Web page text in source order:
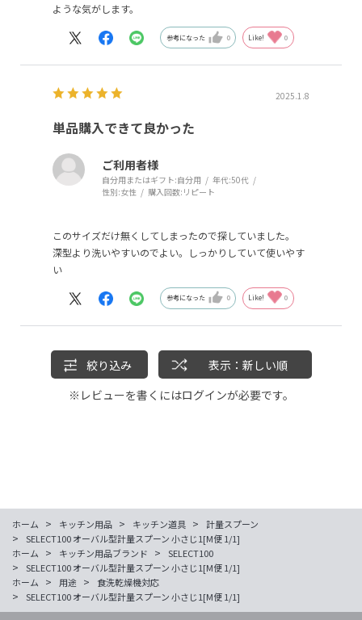
ような気がします。
参考になった 0 Like! 0
2025.1.8
単品購入できて良かった
ご利用者様
自分用またはギフト:自分用 年代:50代
性別:女性 購入回数: リピート
このサイズだけ無くしてしまったので探していました。
深型より洗いやすいのでよい。しっかりしていて使いやす
い
参考になった 0 Like! 0
絞り込み
表示：新しい順
※レビューを書くにはログインが必要です。
ホーム > キッチン用品 > キッチン道具 > 計量スプーン
>
SELECT100 オーバル型計量スプーン 小さじ1[M便 1/1]
ホーム
> キッチン用品ブランド > SELECT100
>
SELECT100 オーバル型計量スプーン 小さじ1[M便 1/1]
ホーム
> 用途 > 食洗乾燥機対応
> SELECT100 オーバル型計量スプーン 小さじ1[M便 1/1]